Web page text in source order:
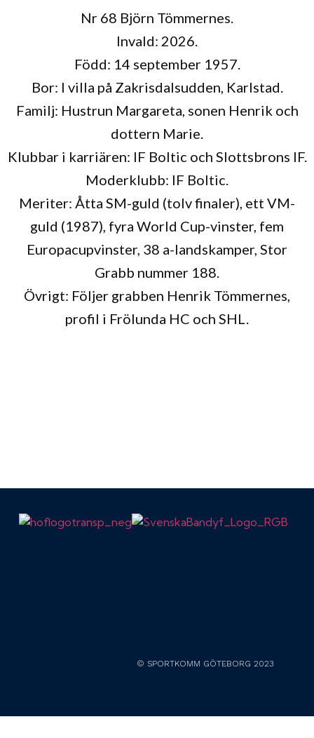
Nr 68 Björn Tömmernes.
Invald: 2026.
Född: 14 september 1957.
Bor: I villa på Zakrisdalsudden, Karlstad.
Familj: Hustrun Margareta, sonen Henrik och
dottern Marie.
Klubbar i karriären: IF Boltic och Slottsbrons IF.
Moderklubb: IF Boltic.
Meriter: Åtta SM-guld (tolv finaler), ett VM-
guld (1987), fyra World Cup-vinster, fem
Europacupvinster, 38 a-landskamper, Stor
Grabb nummer 188.
Övrigt: Följer grabben Henrik Tömmernes,
profil i Frölunda HC och SHL.
© SPORTKOMM GÖTEBORG 2023